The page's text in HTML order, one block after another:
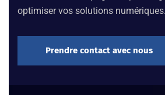
optimiser vos solutions numériques.
Prendre contact avec nous